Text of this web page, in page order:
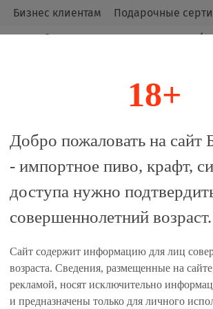
Бизнес клиентам Подарочные
Оригинальные продукты от
Brune 0.33 -
Единиц в одном товаре, шт:
24
18+
Добро пожаловать на сайт
- импортное пиво, крафт,
доступа нужно
совершеннолетний возраст.
Сайт содержит информацию для лиц
возраста. Сведения, размещенные на
рекламой, носят исключительно
и предназначены только для личного